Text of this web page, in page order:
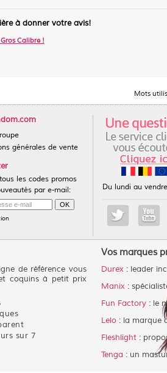
à donner votre avis!
Calibre!
Mots
générales de vente
les codes promos
par e-mail:
Du lundi au
de référence vous
coquins à petit prix
sur 7
Vos marques
Durex : leader
Manix :
Fun Factory : le
Lelo : la marque
Fleshlight :
Tenga : un